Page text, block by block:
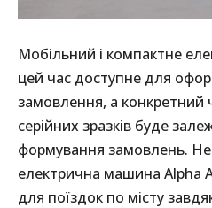
Мобільний і компактне
цей час доступне для
замовлення, а конкретний
серійних зразків буде
формування замовлень.
електрична машина Alpha
для поїздок по місту